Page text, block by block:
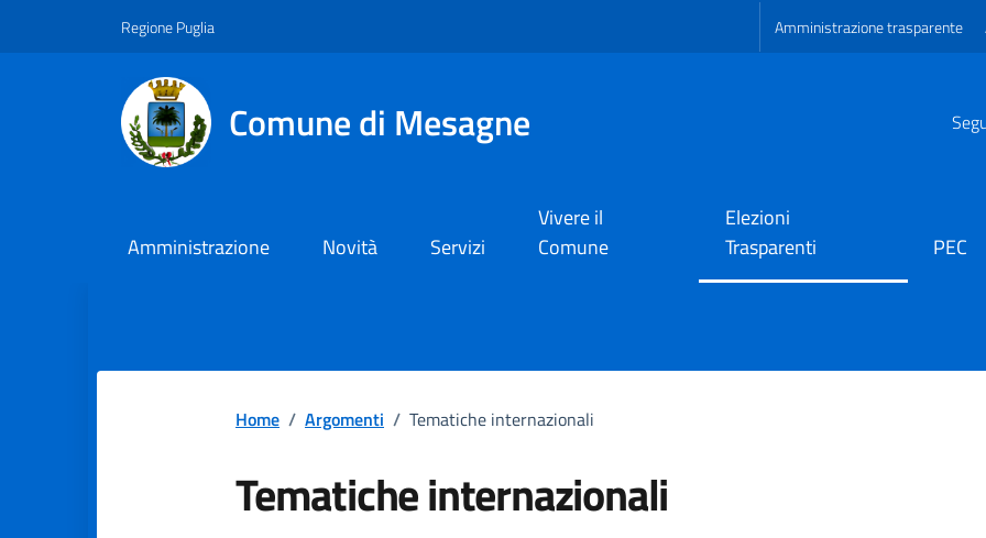
Regione Puglia Amministrazione trasparente
Comune di Mesagne
Amministrazione Novità Servizi
Vivere il
Comune
Elezioni
Trasparenti
PEC
Home / Argomenti / Tematiche internazionali
Tematiche internazionali